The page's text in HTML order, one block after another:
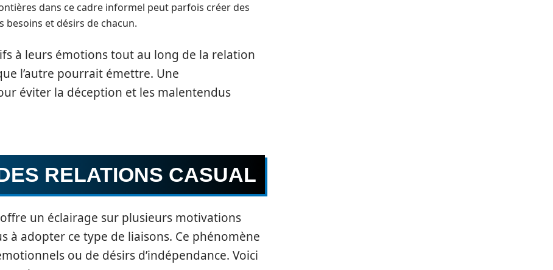
dans ce cadre informel peut parfois créer des
besoins et désirs de chacun.
à leurs émotions tout au long de la relation
l’autre pourrait émettre. Une
éviter la déception et les malentendus
RELATIONS CASUAL
offre un éclairage sur plusieurs motivations
à adopter ce type de liaisons. Ce phénomène
ou de désirs d’indépendance. Voici